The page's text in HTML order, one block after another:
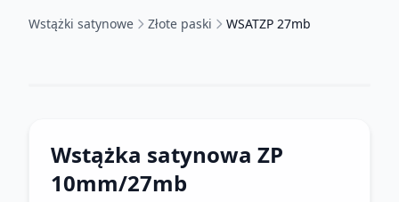
Wstążki satynowe Złote paski WSATZP 27mb
Wstążka satynowa ZP
10mm/27mb